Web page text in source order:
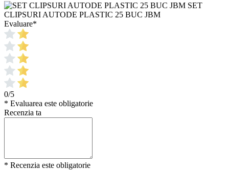
SET
CLIPSURI AUTODE PLASTIC 25 BUC JBM
Evaluare*
0/5
* Evaluarea este obligatorie
Recenzia ta
* Recenzia este obligatorie